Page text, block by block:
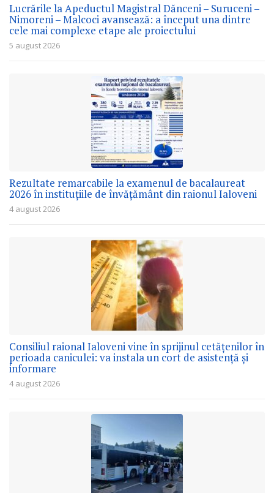
Lucrările la Apeductul Magistral Dănceni – Suruceni –
Nimoreni – Malcoci avansează: a început una dintre
cele mai complexe etape ale proiectului
5 august 2026
Rezultate remarcabile la examenul de bacalaureat
2026 în instituțiile de învățământ din raionul Ialoveni
4 august 2026
Consiliul raional Ialoveni vine în sprijinul cetățenilor în
perioada caniculei: va instala un cort de asistență și
informare
4 august 2026